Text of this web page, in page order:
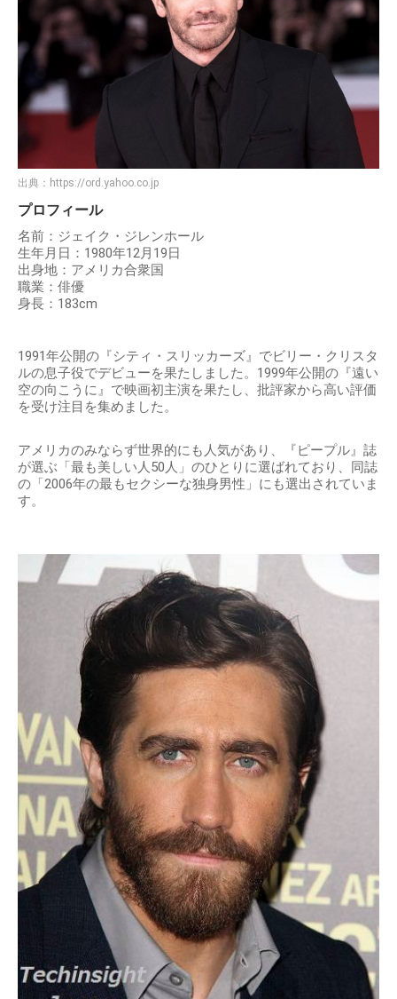
出典： https://ord.yahoo.co.jp
プロフィール
名前：ジェイク・ジレンホール
生年月日：1980年12月19日
出身地：アメリカ合衆国
職業：俳優
身長：183cm
1991年公開の『シティ・スリッカーズ』でビリー・クリスタ
ルの息子役でデビューを果たしました。1999年公開の『遠い
空の向こうに』で映画初主演を果たし、批評家から高い評価
を受け注目を集めました。
アメリカのみならず世界的にも人気があり、『ピープル』誌
が選ぶ「最も美しい人50人」のひとりに選ばれており、同誌
の「2006年の最もセクシーな独身男性」にも選出されていま
す。